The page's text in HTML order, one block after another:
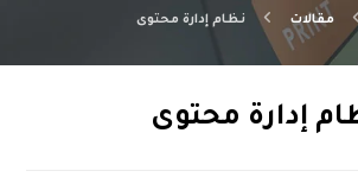
مقالات نظام إدارة محتوى
إدارة محتوى